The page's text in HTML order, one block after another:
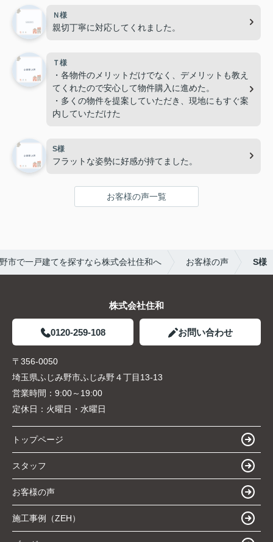
Ｎ様
親切丁寧に対応してくれました。
Ｔ様
・各物件のメリットだけでなく、デメリットも教え
てくれたので安心して物件購入に進めた。
・多くの物件を提案していただき、現地にもすぐ案
内していただけた
S様
フラットな姿勢に好感が持てました。
お客様の声一覧
市で一戸建てを探すなら株式会社住和へ お客様の声 S様
株式会社住和
0120-259-108 お問い合わせ
〒356-0050
埼玉県ふじみ野市ふじみ野４丁目13-13
営業時間： 9:00～19:00
定休日： 火曜日・水曜日
トップページ
スタッフ
お客様の声
施工事例（ZEH）